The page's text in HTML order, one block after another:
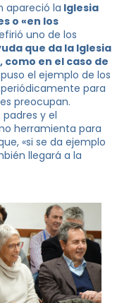
apareció la Iglesia
o «en los
uno de los
que da la Iglesia
en el caso de
el ejemplo de los
para
preocupan.
y el
herramienta para
«si se da ejemplo
llegará a la